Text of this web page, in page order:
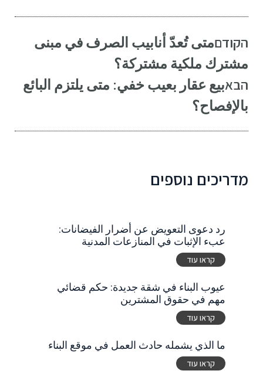
הקודםمتى تُعدّ أنابيب الصرف في مبنى
مشترك ملكية مشتركة؟
הבאبيع عقار بعيب خفي: متى يلتزم البائع
بالإفصاح؟
מדריכים נוספים
رد دعوى التعويض عن أضرار الفيضانات:
عبء الإثبات في المنازعات المدنية
קראו עוד
عيوب البناء في شقة جديدة: حكم قضائي
مهم في حقوق المشترين
קראו עוד
ما الذي يشمله حادث العمل في موقع البناء
קראו עוד